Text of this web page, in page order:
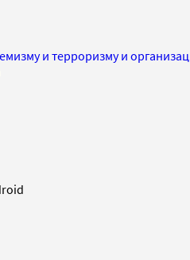
и терроризму и